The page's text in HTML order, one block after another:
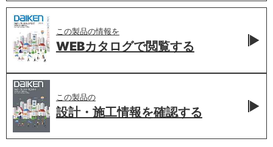
この製品の情報を
WEBカタログで閲覧する
この製品の
設計・施工情報を確認する